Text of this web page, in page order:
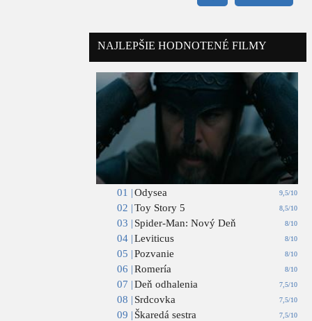
NAJLEPŠIE HODNOTENÉ FILMY
01 | 9,5/10
Odysea
02 |
8,5/10
Toy Story 5
03 |
8/10
Spider-Man: Nový Deň
04 |
8/10
Leviticus
05 |
8/10
Pozvanie
06 |
8/10
Romería
07 |
7,5/10
Deň odhalenia
08 |
7,5/10
Srdcovka
09 |
7,5/10
Škaredá sestra